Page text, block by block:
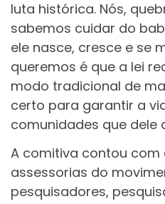
luta histórica. Nós,
sabemos cuidar do
ele nasce, cresce e se
queremos é que a lei
modo tradicional de
certo para garantir a
comunidades que dele
A comitiva contou
assessorias do
pesquisadores,